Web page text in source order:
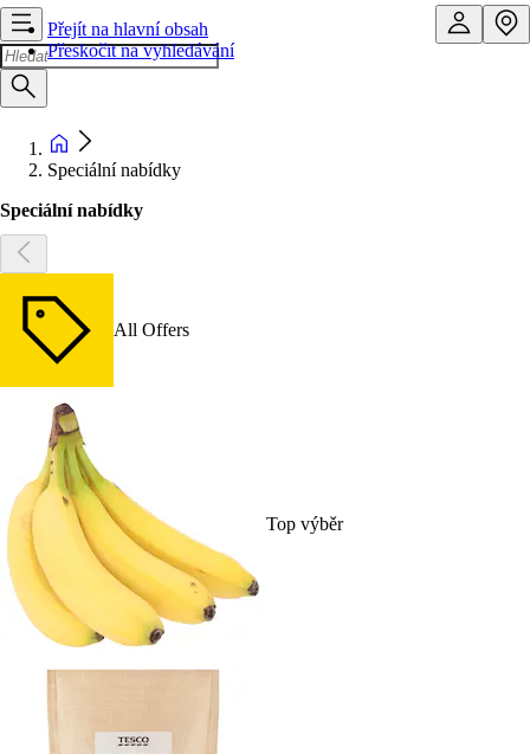
Přejít na hlavní obsah
Přeskočit na vyhledávání
Speciální nabídky
Speciální nabídky
All Offers
Top výběr